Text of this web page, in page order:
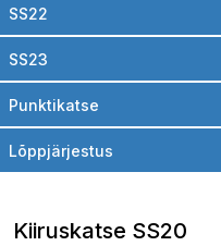
SS22
SS23
Punktikatse
Lõppjärjestus
Kiiruskatse SS20